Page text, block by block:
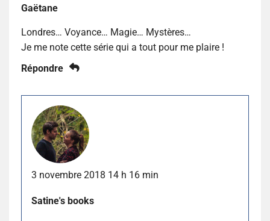
Gaëtane
Londres… Voyance… Magie… Mystères…
Je me note cette série qui a tout pour me plaire !
Répondre
3 novembre 2018 14 h 16 min
Satine's books